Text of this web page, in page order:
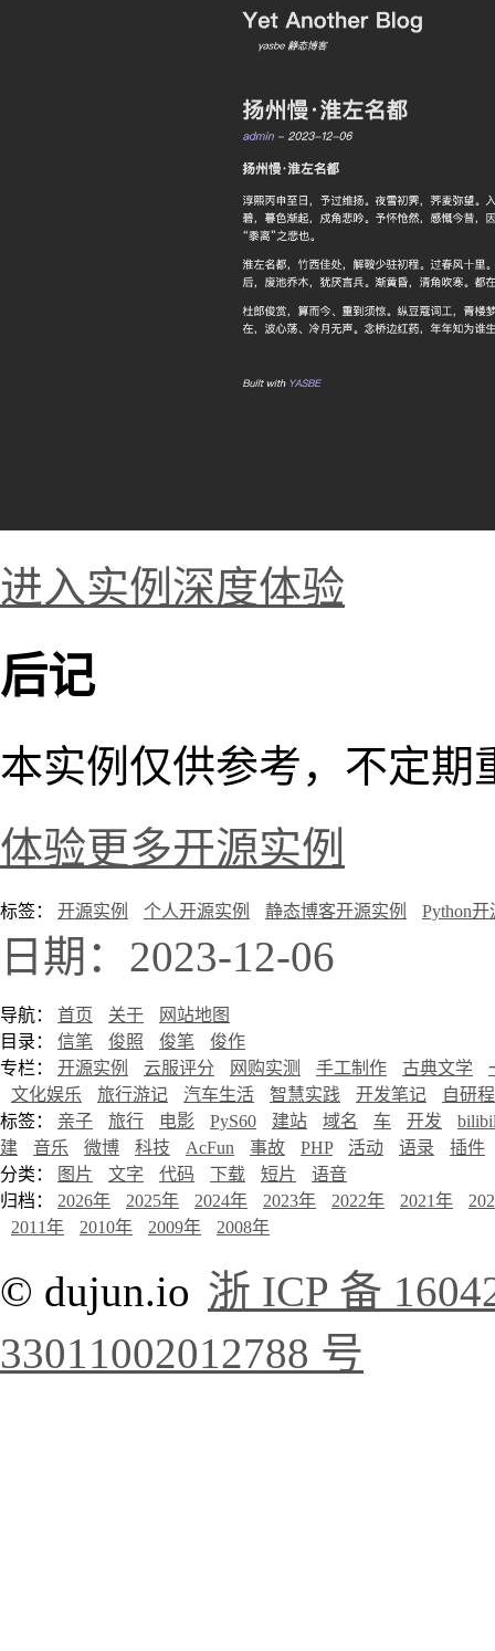
进入实例深度体验
后记
本实例仅供参考，不定期
体验更多开源实例
标签： 开源实例 个人开源实例 静态博客开源实例 Python
日期：2023-12-06
导航： 首页 关于
网站地图
目录： 信笔 俊照 俊笔
俊作
专栏： 开源实例 云服评分 网购实测 手工制作 古典文学
文化娱乐
旅行游记 汽车生活 智慧实践 开发笔记
自研
标签： 亲子 旅行 电影 PyS60 建站 域名 车 开发
建
音乐 微博 科技 AcFun 事故 PHP 活动 语录
插件
分类：
图片 文字 代码 下载 短片
语音
归档： 2026年 2025年 2024年 2023年 2022年 2021年
2011年
2010年 2009年 2008年
© dujun.io 浙 ICP 备
33011002012788 号